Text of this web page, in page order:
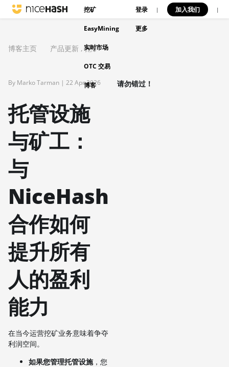
挖矿
EasyMining
实时市场
OTC 交易
博客
登录 | 加入我们 |
更多
博客主页 产品更新 , 挖矿
By Marko Tarman | 22 Apr 2026
托管设施
与矿工：
与
NiceHash
合作如何
提升所有
人的盈利
能力
在当今运营挖矿业务意味着争夺
利润空间。
如果您管理托管设施，您
请勿错过！